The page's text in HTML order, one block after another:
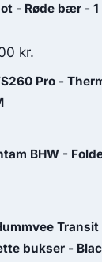
- Røde bær -
kr.
price
Pro -
BHW -
bukser -